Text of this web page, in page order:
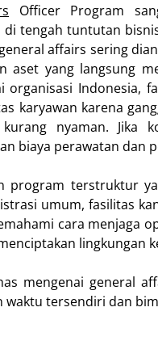
Officer Program
tengah tuntutan
affairs sering
aset yang langsung
organisasi Indonesia,
karyawan karena
nyaman. Jika
biaya perawatan dan
program terstruktur
umum, fasilitas
cara menjaga
lingkungan
mengenai general
tersendiri dan